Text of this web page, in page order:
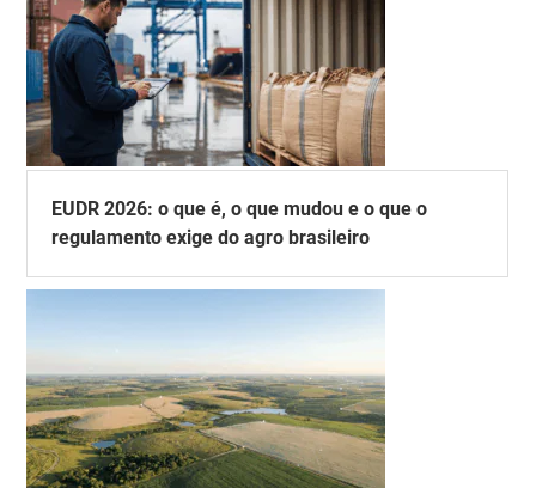
EUDR 2026: o que é, o que mudou e o que o
regulamento exige do agro brasileiro